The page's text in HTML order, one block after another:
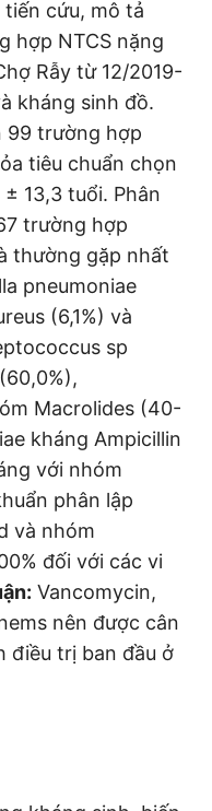
cứu, mô tả
hợp NTCS nặng
Rẫy từ 12/2019-
kháng sinh đồ.
99 trường hợp
tiêu chuẩn chọn
13,3 tuổi. Phân
trường hợp
thường gặp nhất
pneumoniae
(6,1%) và
sp
Macrolides (40-
kháng Ampicillin
với nhóm
phân lập
và nhóm
đối với các vi
Vancomycin,
nên được cân
điều trị ban đầu ở